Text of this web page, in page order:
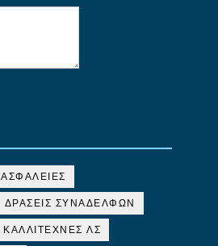
ΑΣΦΑΛΕΙΕΣ
ΔΡΑΣΕΙΣ ΣΥΝΑΔΕΛΦΩΝ
ΚΑΛΛΙΤΕΧΝΕΣ ΛΣ